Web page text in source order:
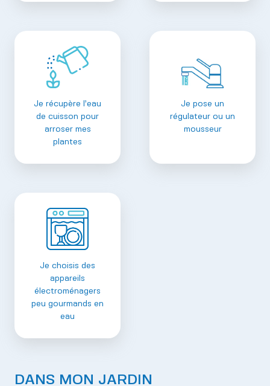
Je récupère l’eau
de cuisson pour
arroser mes
plantes
Je pose un
régulateur ou un
mousseur
Je choisis des
appareils
électroménagers
peu gourmands en
eau
DANS MON JARDIN